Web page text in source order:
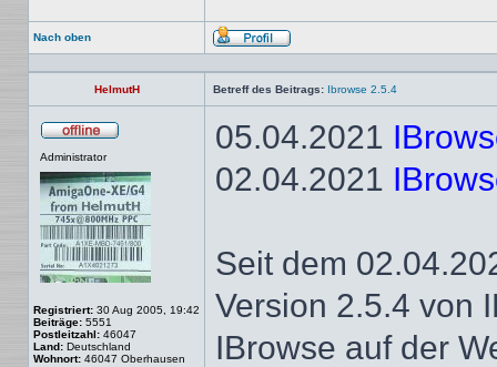
Nach oben
Profil
HelmutH Betreff des Beitrags: Ibrowse 2.5.4
Administrator
Registriert: 30 Aug 2005, 19:42
Beiträge: 5551
Postleitzahl: 46047
Land: Deutschland
Wohnort: 46047 Oberhausen
05.04.2021
02.04.2021
Seit dem
Version 2.5.4 von
IBrowse auf der